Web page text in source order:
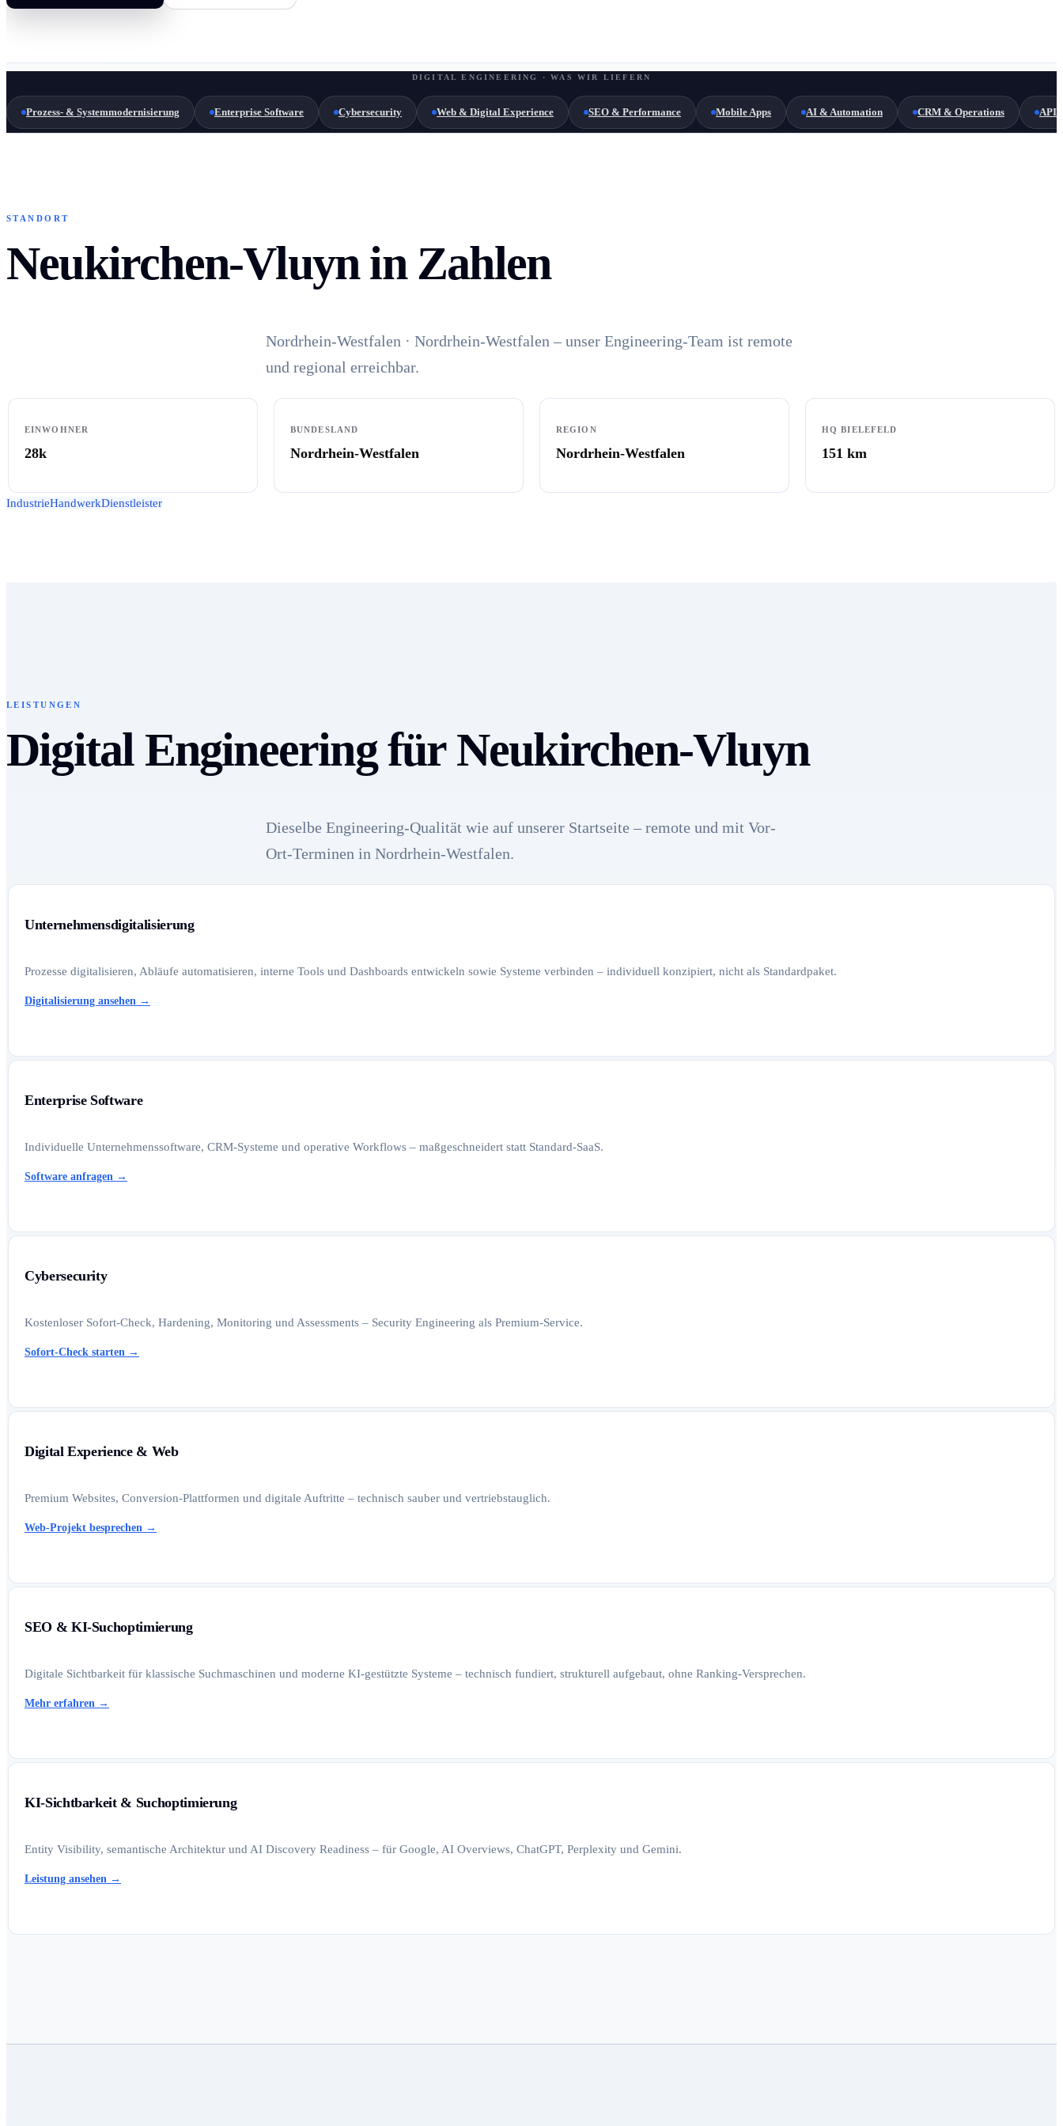
DIGITAL ENGINEERING · WAS WIR LIEFERN
Prozess- & Systemmodernisierung Enterprise Software Cybersecurity Web & Digital Experience SEO & Performance Mobile Apps AI & Automation CRM & Operations API
STANDORT
Neukirchen-Vluyn in Zahlen
Nordrhein-Westfalen · Nordrhein-Westfalen – unser Engineering-Team ist remote
und regional erreichbar.
EINWOHNER
28k
BUNDESLAND
Nordrhein-Westfalen
REGION
Nordrhein-Westfalen
HQ BIELEFELD
151 km
IndustrieHandwerkDienstleister
LEISTUNGEN
Digital Engineering für Neukirchen-Vluyn
Dieselbe Engineering-Qualität wie auf unserer Startseite – remote und mit Vor-
Ort-Terminen in Nordrhein-Westfalen.
Unternehmensdigitalisierung
Prozesse digitalisieren, Abläufe automatisieren, interne Tools und Dashboards entwickeln sowie Systeme verbinden – individuell konzipiert, nicht als Standardpaket.
Digitalisierung ansehen →
Enterprise Software
Individuelle Unternehmenssoftware, CRM-Systeme und operative Workflows – maßgeschneidert statt Standard-SaaS.
Software anfragen →
Cybersecurity
Kostenloser Sofort-Check, Hardening, Monitoring und Assessments – Security Engineering als Premium-Service.
Sofort-Check starten →
Digital Experience & Web
Premium Websites, Conversion-Plattformen und digitale Auftritte – technisch sauber und vertriebstauglich.
Web-Projekt besprechen →
SEO & KI-Suchoptimierung
Digitale Sichtbarkeit für klassische Suchmaschinen und moderne KI-gestützte Systeme – technisch fundiert, strukturell aufgebaut, ohne Ranking-Versprechen.
Mehr erfahren →
KI-Sichtbarkeit & Suchoptimierung
Entity Visibility, semantische Architektur und AI Discovery Readiness – für Google, AI Overviews, ChatGPT, Perplexity und Gemini.
Leistung ansehen →